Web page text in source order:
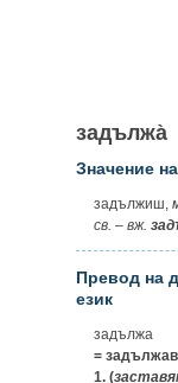
задължа̀
Значение
задължиш,
св. – вж.
Превод на
език
задължа
=
1. (